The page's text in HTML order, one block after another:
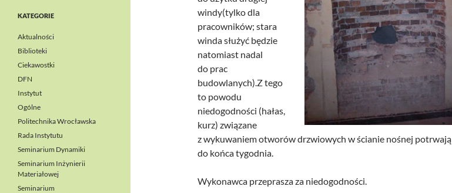
windy(tylko dla
pracowników; stara
winda służyć będzie
natomiast nadal
do prac
budowlanych).Z tego
to powodu
niedogodności (hałas,
kurz) związane
z wykuwaniem otworów drzwiowych w ścianie nośnej potrwają
do końca tygodnia.
Wykonawca przeprasza za niedogodności.
KATEGORIE
Aktualności
Biblioteki
Ciekawostki
DFN
Instytut
Ogólne
Politechnika Wrocławska
Rada Instytutu
Seminarium Dynamiki
Seminarium Inżynierii
Materiałowej
Seminarium